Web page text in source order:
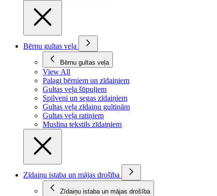
Bērnu gultas veļa
Bērnu gultas veļa
View All
Palagi bērniem un zīdaiņiem
Gultas veļa šūpuļiem
Spilveni un segas zīdaiņiem
Gultas veļa zīdaiņu gultiņām
Gultas veļa ratiņiem
Muslina tekstils zīdaiņiem
Zīdaiņu istaba un mājas drošība
Zīdaiņu istaba un mājas drošība